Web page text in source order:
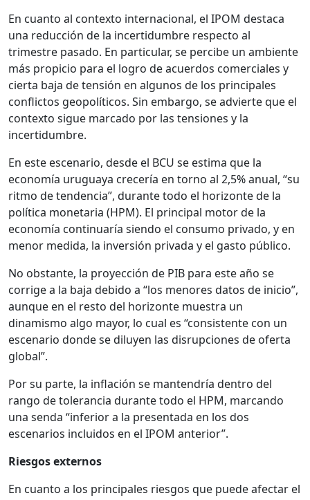
En cuanto al contexto internacional, el IPOM destaca
una reducción de la incertidumbre respecto al
trimestre pasado. En particular, se percibe un ambiente
más propicio para el logro de acuerdos comerciales y
cierta baja de tensión en algunos de los principales
conflictos geopolíticos. Sin embargo, se advierte que el
contexto sigue marcado por las tensiones y la
incertidumbre.
En este escenario, desde el BCU se estima que la
economía uruguaya crecería en torno al 2,5% anual, “su
ritmo de tendencia”, durante todo el horizonte de la
política monetaria (HPM). El principal motor de la
economía continuaría siendo el consumo privado, y en
menor medida, la inversión privada y el gasto público.
No obstante, la proyección de PIB para este año se
corrige a la baja debido a “los menores datos de inicio”,
aunque en el resto del horizonte muestra un
dinamismo algo mayor, lo cual es “consistente con un
escenario donde se diluyen las disrupciones de oferta
global”.
Por su parte, la inflación se mantendría dentro del
rango de tolerancia durante todo el HPM, marcando
una senda “inferior a la presentada en los dos
escenarios incluidos en el IPOM anterior”.
Riesgos externos
En cuanto a los principales riesgos que puede afectar el